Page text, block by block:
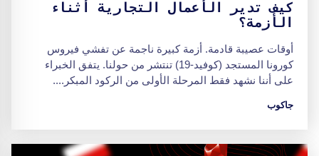
كيف تدير الأعمال التجارية أثناء
الأزمة؟
أوقات عصيبة قادمة. أزمة كبيرة ناجمة عن تفشي فيروس
كورونا المستجد (كوفيد-19) تنتشر من حولنا. يتفق الخبراء
على أننا نشهد فقط المرحلة الأولى من الركود المبكر....
جاكوب